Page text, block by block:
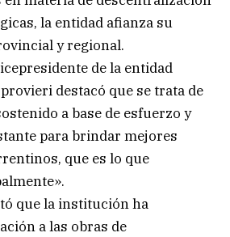
la entidad afianza su
y regional.
de la entidad
destacó que se trata de
a base de esfuerzo y
para brindar mejores
que es lo que
que la institución ha
a las obras de